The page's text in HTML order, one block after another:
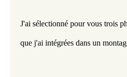
J'ai sélectionné pour vous trois
que j'ai intégrées dans un